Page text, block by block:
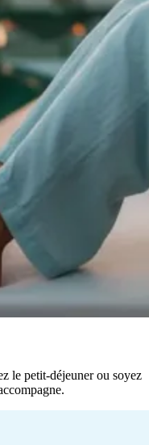
le petit-déjeuner ou soyez